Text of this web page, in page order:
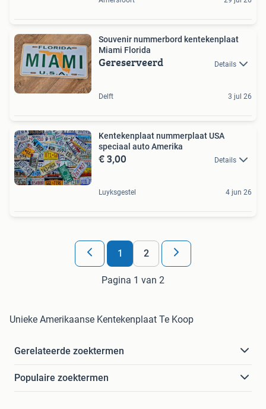
Souvenir nummerbord kentekenplaat
Miami Florida
Gereserveerd Details
Delft 3 jul 26
Kentekenplaat nummerplaat USA
speciaal auto Amerika
€ 3,00 Details
Luyksgestel 4 jun 26
1 2
Pagina 1 van 2
Unieke Amerikaanse Kentekenplaat Te Koop
Gerelateerde zoektermen
Populaire zoektermen